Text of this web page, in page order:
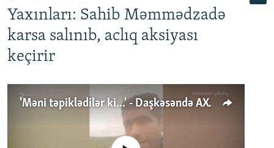
Yaxınları: Sahib Məmmədzadə
karsa salınıb, aclıq aksiyası
keçirir
'Məni təpiklədilər ki...' - Daşkəsəndə AXCP fəalının yaxınları onun həbsinə etiraz edirlər